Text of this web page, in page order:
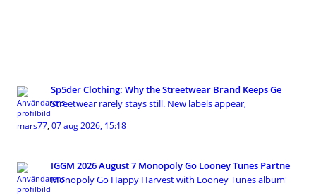
Sp5der Clothing: Why the Streetwear Brand Keeps Ge
Streetwear rarely stays still. New labels appear,
mars77, 07 aug 2026, 15:18
IGGM 2026 August 7 Monopoly Go Looney Tunes Partne
Monopoly Go Happy Harvest with Looney Tunes album'